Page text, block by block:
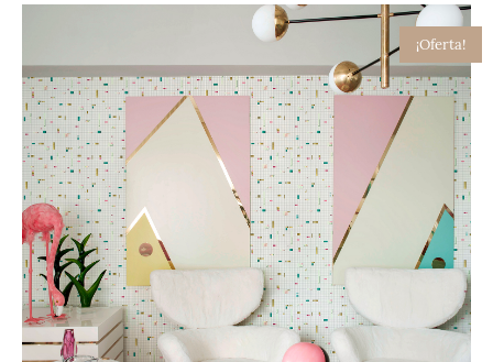
¡Oferta!